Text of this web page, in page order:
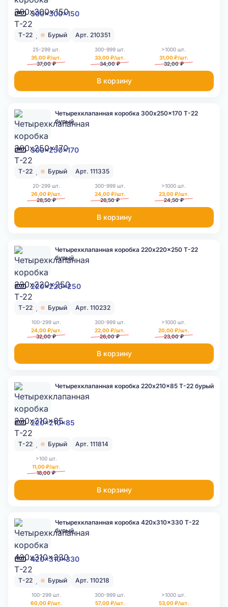
300x300x150
Т-22 Бурый Арт. 210351
25-299 шт.
35,00 ₽/шт.
37,00 ₽
300-999 шт.
33,00 ₽/шт.
34,00 ₽
>1000 шт.
31,00 ₽/шт.
32,00 ₽
В корзину
300x250x170
Четырехклапанная коробка 300x250x170 Т-22
бурый
Т-22 Бурый Арт. 111335
20-299 шт.
26,00 ₽/шт.
28,50 ₽
300-999 шт.
24,00 ₽/шт.
26,50 ₽
>1000 шт.
23,00 ₽/шт.
24,50 ₽
В корзину
220x220x250
Четырехклапанная коробка 220x220x250 Т-22
бурый
Т-22 Бурый Арт. 110232
100-299 шт.
24,00 ₽/шт.
32,00 ₽
300-999 шт.
22,00 ₽/шт.
26,00 ₽
>1000 шт.
20,00 ₽/шт.
23,00 ₽
В корзину
220x210x85
Четырехклапанная коробка 220x210x85 Т-22 бурый
Т-22 Бурый Арт. 111814
>100 шт.
11,00 ₽/шт.
18,00 ₽
В корзину
420x310x330
Четырехклапанная коробка 420x310x330 Т-22
бурый
Т-22 Бурый Арт. 110218
100-299 шт.
60,00 ₽/шт.
300-999 шт.
57,00 ₽/шт.
>1000 шт.
53,00 ₽/шт.